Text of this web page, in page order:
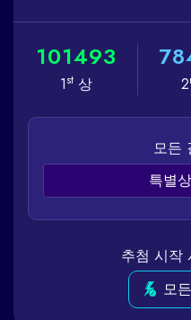
101493
1st상
78
2
모든
특별
추첨 시작
모